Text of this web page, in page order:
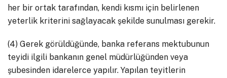
her bir ortak tarafından, kendi kısmı için belirlenen
yeterlik kriterini sağlayacak şekilde sunulması gerekir.
(4) Gerek görüldüğünde, banka referans mektubunun
teyidi ilgili bankanın genel müdürlüğünden veya
şubesinden idarelerce yapılır. Yapılan teyitlerin